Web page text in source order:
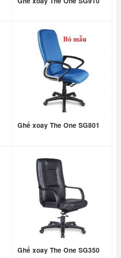
Ghế xoay The One SG801
Ghế xoay The One SG350